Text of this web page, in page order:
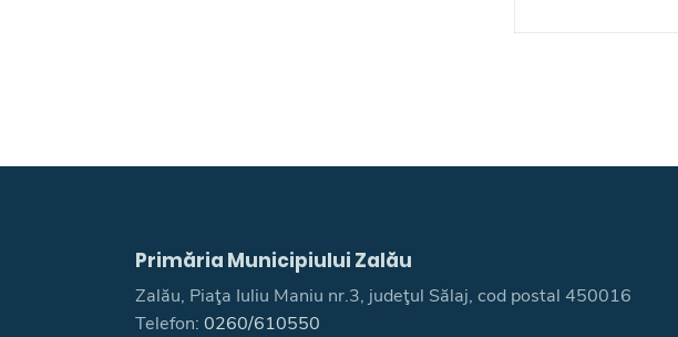
Primăria Municipiului Zalău
Zalău, Piaţa Iuliu Maniu nr.3, judeţul Sălaj, cod postal 450016
Telefon: 0260/610550